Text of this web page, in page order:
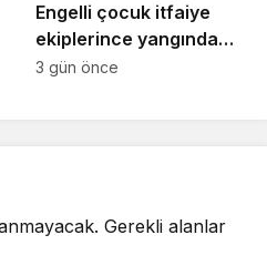
Engelli çocuk itfaiye
ekiplerince yangından
kurtarıldı
3 gün önce
Gerekli alanlar